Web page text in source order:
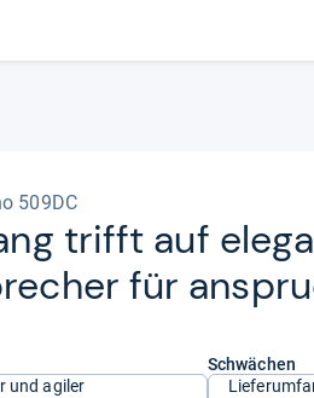
509DC
trifft auf
für
und agiler
Schwächen